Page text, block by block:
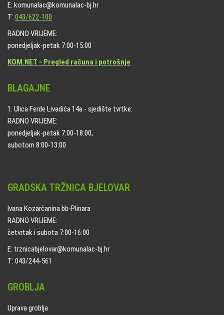
E: komunalac@komunalac-bj.hr
T: 043/622-100
RADNO VRIJEME:
ponedjeljak-petak 7:00-15:00
KOM.NET - Pregled računa i potrošnje
BLAGAJNE
1. Ulica Ferde Livadića 14a - sjedište tvrtke:
RADNO VRIJEME:
ponedjeljak-petak 7:00-18:00,
subotom 8:00-13:00
GRADSKA TRŽNICA BJELOVAR
Ivana Kozarčanina bb-Plinara
RADNO VRIJEME:
četvrtak i subota 7:00-16:00
E: trznicabjelovar@komunalac-bj.hr
T: 043/244-561
GROBLJA
Uprava groblja